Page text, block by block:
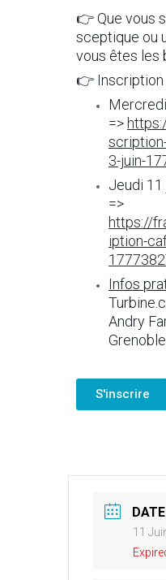
👉 Que vous
sceptique ou
vous êtes les
👉 Inscription
=>
3-juin-
Jeudi 11
=>
https://
iption-
Infos
Andry
Grenoble
S'inscrire
DATE
11